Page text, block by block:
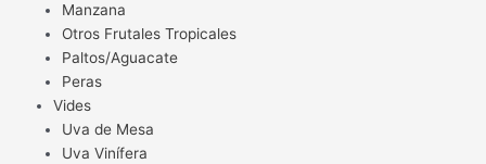
Manzana
Otros Frutales Tropicales
Paltos/Aguacate
Peras
Vides
Uva de Mesa
Uva Vinífera